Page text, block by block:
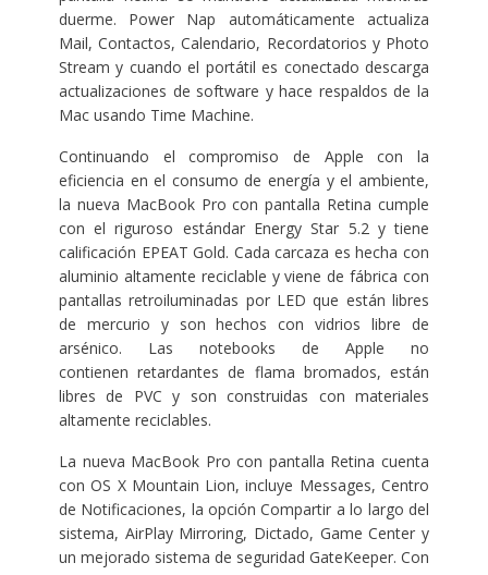
duerme. Power Nap automáticamente actualiza
Mail, Contactos, Calendario, Recordatorios y Photo
Stream y cuando el portátil es conectado descarga
actualizaciones de software y hace respaldos de la
Mac usando Time Machine.
Continuando el compromiso de Apple con la
eficiencia en el consumo de energía y el ambiente,
la nueva MacBook Pro con pantalla Retina cumple
con el riguroso estándar Energy Star 5.2 y tiene
calificación EPEAT Gold. Cada carcaza es hecha con
aluminio altamente reciclable y viene de fábrica con
pantallas retroiluminadas por LED que están libres
de mercurio y son hechos con vidrios libre de
arsénico. Las notebooks de Apple no
contienen retardantes de flama bromados, están
libres de PVC y son construidas con materiales
altamente reciclables.
La nueva MacBook Pro con pantalla Retina cuenta
con OS X Mountain Lion, incluye Messages, Centro
de Notificaciones, la opción Compartir a lo largo del
sistema, AirPlay Mirroring, Dictado, Game Center y
un mejorado sistema de seguridad GateKeeper. Con